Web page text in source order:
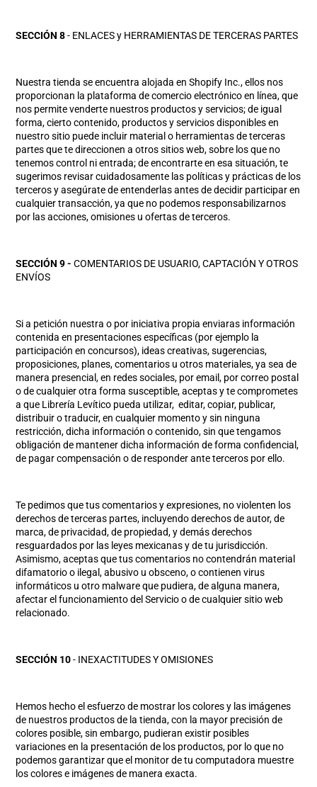
SECCIÓN 8- ENLACES y HERRAMIENTAS DE TERCERAS PARTES
Nuestra tienda se encuentra alojada en Shopify Inc., ellos nos
proporcionan la plataforma de comercio electrónico en línea, que
nos permite venderte nuestros productos y servicios; de igual
forma, cierto contenido, productos y servicios disponibles en
nuestro sitio puede incluir material o herramientas de terceras
partes que te direccionen a otros sitios web, sobre los que no
tenemos control ni entrada; de encontrarte en esa situación, te
sugerimos revisar cuidadosamente las políticas y prácticas de los
terceros y asegúrate de entenderlas antes de decidir participar en
cualquier transacción, ya que no podemos responsabilizarnos
por las acciones, omisiones u ofertas de terceros.
SECCIÓN 9 - COMENTARIOS DE USUARIO, CAPTACIÓN Y OTROS
ENVÍOS
Si a petición nuestra o por iniciativa propia enviaras información
contenida en presentaciones específicas (por ejemplo la
participación en concursos), ideas creativas, sugerencias,
proposiciones, planes, comentarios u otros materiales, ya sea de
manera presencial, en redes sociales, por email, por correo postal
o de cualquier otra forma susceptible, aceptas y te comprometes
a que Librería Levítico pueda utilizar, editar, copiar, publicar,
distribuir o traducir, en cualquier momento y sin ninguna
restricción, dicha información o contenido, sin que tengamos
obligación de mantener dicha información de forma confidencial,
de pagar compensación o de responder ante terceros por ello.
Te pedimos que tus comentarios y expresiones, no violenten los
derechos de terceras partes, incluyendo derechos de autor, de
marca, de privacidad, de propiedad, y demás derechos
resguardados por las leyes mexicanas y de tu jurisdicción.
Asimismo, aceptas que tus comentarios no contendrán material
difamatorio o ilegal, abusivo u obsceno, o contienen virus
informáticos u otro malware que pudiera, de alguna manera,
afectar el funcionamiento del Servicio o de cualquier sitio web
relacionado.
SECCIÓN 10- INEXACTITUDES Y OMISIONES
Hemos hecho el esfuerzo de mostrar los colores y las imágenes
de nuestros productos de la tienda, con la mayor precisión de
colores posible, sin embargo, pudieran existir posibles
variaciones en la presentación de los productos, por lo que no
podemos garantizar que el monitor de tu computadora muestre
los colores e imágenes de manera exacta.